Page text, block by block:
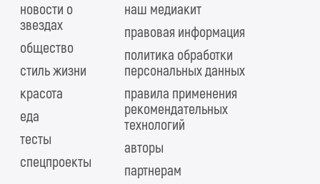
новости о
звездах
общество
стиль жизни
красота
еда
тесты
спецпроекты
наш медиакит
правовая информация
политика обработки
персональных данных
правила применения
рекомендательных
технологий
авторы
партнерам